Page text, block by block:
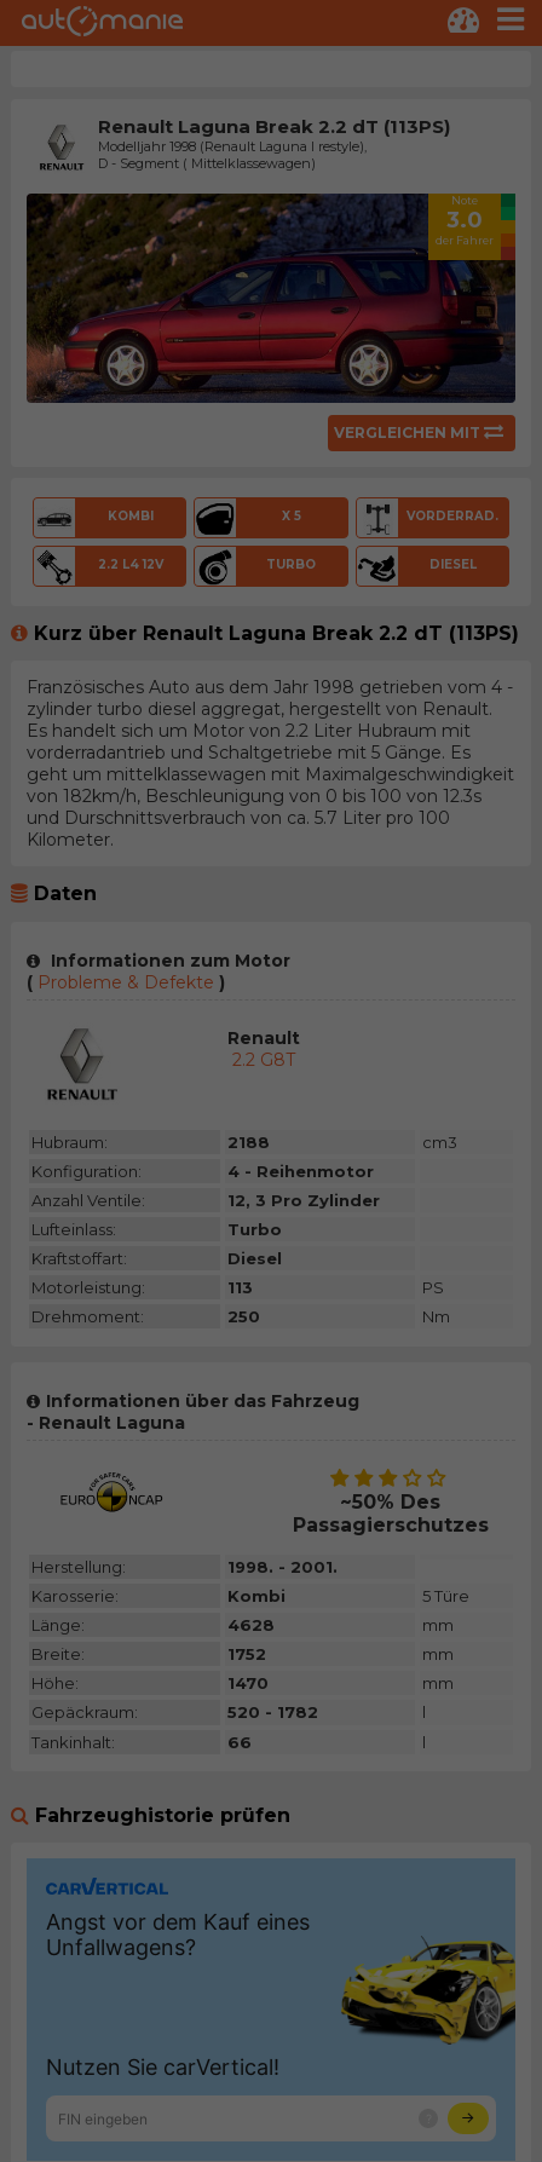
Renault Laguna Break 2.2 dT (113PS)
Modelljahr 1998 (Renault Laguna I restyle),
D - Segment ( Mittelklassewagen)
Note
3.0
der Fahrer
VERGLEICHEN MIT
KOMBI X 5 VORDERRAD.
2.2 L4 12V TURBO DIESEL
Kurz über Renault Laguna Break 2.2 dT (113PS)
Französisches Auto aus dem Jahr 1998 getrieben vom 4 -
zylinder turbo diesel aggregat, hergestellt von Renault.
Es handelt sich um Motor von 2.2 Liter Hubraum mit
vorderradantrieb und Schaltgetriebe mit 5 Gänge. Es
geht um mittelklassewagen mit Maximalgeschwindigkeit
von 182km/h, Beschleunigung von 0 bis 100 von 12.3s
und Durschnittsverbrauch von ca. 5.7 Liter pro 100
Kilometer.
Daten
Informationen zum Motor
(Probleme & Defekte )
Renault
2.2 G8T
Hubraum: 2188
cm3
Konfiguration:
4 - Reihenmotor
Anzahl Ventile:
12, 3 Pro Zylinder
Lufteinlass:
Turbo
Kraftstoffart:
Diesel
Motorleistung:
113
PS
Drehmoment:
250 Nm
Informationen über das Fahrzeug
- Renault Laguna
~50% Des
Passagierschutzes
Herstellung:
1998. - 2001.
Karosserie:
Kombi
5 Türe
Länge:
4628
mm
Breite:
1752
mm
Höhe:
1470
mm
Gepäckraum:
520 - 1782
l
Tankinhalt:
66 l
Fahrzeughistorie prüfen